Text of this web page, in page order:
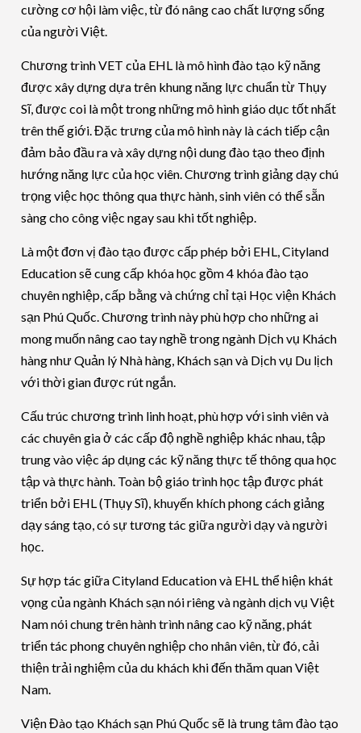
cường cơ hội làm việc, từ đó nâng cao chất lượng sống
của người Việt.
Chương trình VET của EHL là mô hình đào tạo kỹ năng
được xây dựng dựa trên khung năng lực chuẩn từ Thụy
Sĩ, được coi là một trong những mô hình giáo dục tốt nhất
trên thế giới. Đặc trưng của mô hình này là cách tiếp cận
đảm bảo đầu ra và xây dựng nội dung đào tạo theo định
hướng năng lực của học viên. Chương trình giảng dạy chú
trọng việc học thông qua thực hành, sinh viên có thể sẵn
sàng cho công việc ngay sau khi tốt nghiệp.
Là một đơn vị đào tạo được cấp phép bởi EHL, Cityland
Education sẽ cung cấp khóa học gồm 4 khóa đào tạo
chuyên nghiệp, cấp bằng và chứng chỉ tại Học viện Khách
sạn Phú Quốc. Chương trình này phù hợp cho những ai
mong muốn nâng cao tay nghề trong ngành Dịch vụ Khách
hàng như Quản lý Nhà hàng, Khách sạn và Dịch vụ Du lịch
với thời gian được rút ngắn.
Cấu trúc chương trình linh hoạt, phù hợp với sinh viên và
các chuyên gia ở các cấp độ nghề nghiệp khác nhau, tập
trung vào việc áp dụng các kỹ năng thực tế thông qua học
tập và thực hành. Toàn bộ giáo trình học tập được phát
triển bởi EHL (Thụy Sĩ), khuyến khích phong cách giảng
dạy sáng tạo, có sự tương tác giữa người dạy và người
học.
Sự hợp tác giữa Cityland Education và EHL thể hiện khát
vọng của ngành Khách sạn nói riêng và ngành dịch vụ Việt
Nam nói chung trên hành trình nâng cao kỹ năng, phát
triển tác phong chuyên nghiệp cho nhân viên, từ đó, cải
thiện trải nghiệm của du khách khi đến thăm quan Việt
Nam.
Viện Đào tạo Khách sạn Phú Quốc sẽ là trung tâm đào tạo